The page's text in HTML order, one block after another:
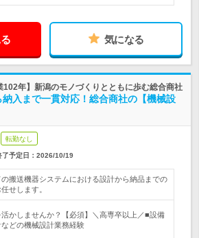
気になる
102年】新潟のモノづくりとともに歩む総合商社
納入まで一貫対応！総合商社の【機械設
転勤なし
了予定日： 2026/10/19
搬送機器システムにおける設計から納品までの
せします。
かしませんか？【必須】＼高専卒以上／■設備
どの機械設計業務経験